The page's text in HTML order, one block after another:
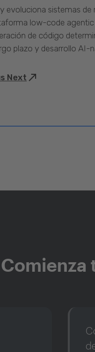
evoluciona sistemas de
low-code agentic
de código
plazo y desarrollo AI-
Next
Comienza